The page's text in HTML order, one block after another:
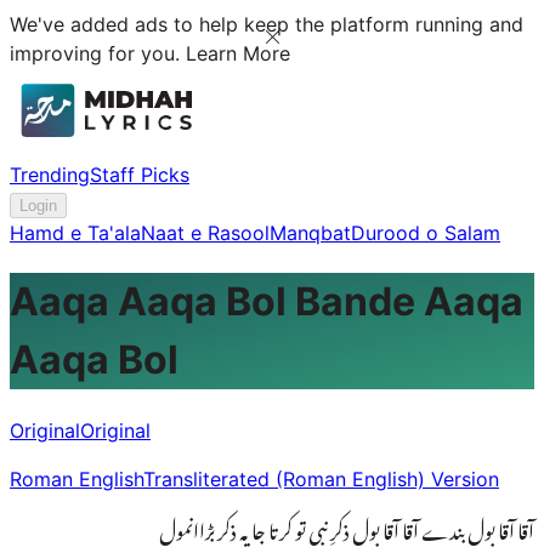
We've added ads to help keep the platform running and
improving for you. Learn More
TrendingStaff Picks
Login
Hamd e Ta'alaNaat e RasoolManqbatDurood o Salam
Aaqa Aaqa Bol Bande Aaqa
Aaqa Bol
OriginalOriginal
Roman EnglishTransliterated (Roman English) Version
آقا آقا بول بندے آقا آقا بول ذکرِ نبی تو کرتا جا یہ ذکر بڑاانمول